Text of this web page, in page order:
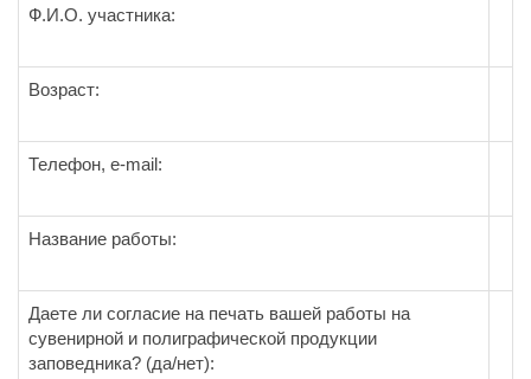
Ф.И.О. участника:
Возраст:
Телефон, e-mail:
Название работы:
Даете ли согласие на печать вашей работы на
сувенирной и полиграфической продукции
заповедника? (да/нет):